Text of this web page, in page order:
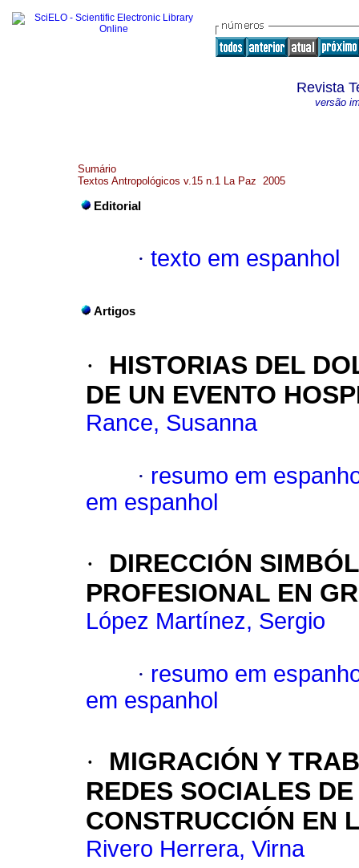
Revista
versão
Sumário
Textos Antropológicos v.15 n.1 La Paz 2005
Editorial
· texto em espanhol
Artigos
·
HISTORIAS DEL
DE UN EVENTO
Rance, Susanna
· resumo em
em espanhol
·
DIRECCIÓN
PROFESIONAL EN
López Martínez, Sergio
· resumo em
em espanhol
·
MIGRACIÓN Y
REDES SOCIALES
CONSTRUCCIÓN EN
Rivero Herrera, Virna